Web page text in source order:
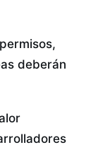
deberán